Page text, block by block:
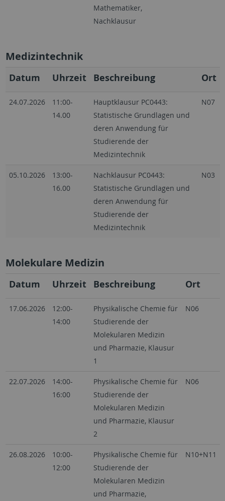
Mathematiker,
Nachklausur
Medizintechnik
Datum Uhrzeit Beschreibung Ort
24.07.2026
11:00-
14.00
Hauptklausur PC0443:
Statistische Grundlagen und
deren Anwendung für
Studierende der
Medizintechnik
N07
05.10.2026
13:00-
16.00
Nachklausur PC0443:
Statistische Grundlagen und
deren Anwendung für
Studierende der
Medizintechnik
N03
Molekulare Medizin
Datum Uhrzeit Beschreibung Ort
17.06.2026
12:00-
14:00
Physikalische Chemie für
Studierende der
Molekularen Medizin
und Pharmazie, Klausur
1
N06
22.07.2026
14:00-
16:00
Physikalische Chemie für
Studierende der
Molekularen Medizin
und Pharmazie, Klausur
2
N06
26.08.2026
10:00-
12:00
Physikalische Chemie für
Studierende der
Molekularen Medizin
und Pharmazie,
N10+N11